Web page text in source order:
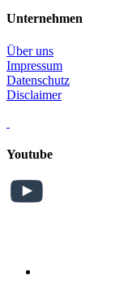
Unternehmen
Über uns
Impressum
Datenschutz
Disclaimer
Youtube